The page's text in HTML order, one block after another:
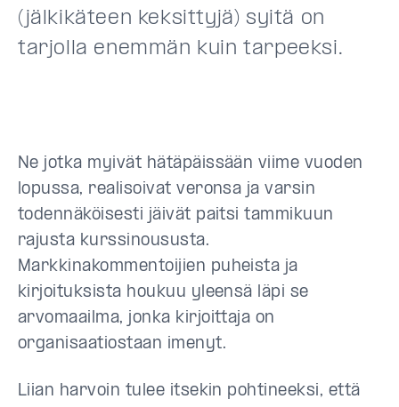
(jälkikäteen keksittyjä) syitä on
tarjolla enemmän kuin tarpeeksi.
Ne jotka myivät hätäpäissään viime vuoden
lopussa, realisoivat veronsa ja varsin
todennäköisesti jäivät paitsi tammikuun
rajusta kurssinoususta.
Markkinakommentoijien puheista ja
kirjoituksista houkuu yleensä läpi se
arvomaailma, jonka kirjoittaja on
organisaatiostaan imenyt.
Liian harvoin tulee itsekin pohtineeksi, että